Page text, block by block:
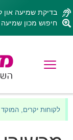
בדיקת שמיעה און
חיפוש מכון שמיעה
לקוחות יקרים,